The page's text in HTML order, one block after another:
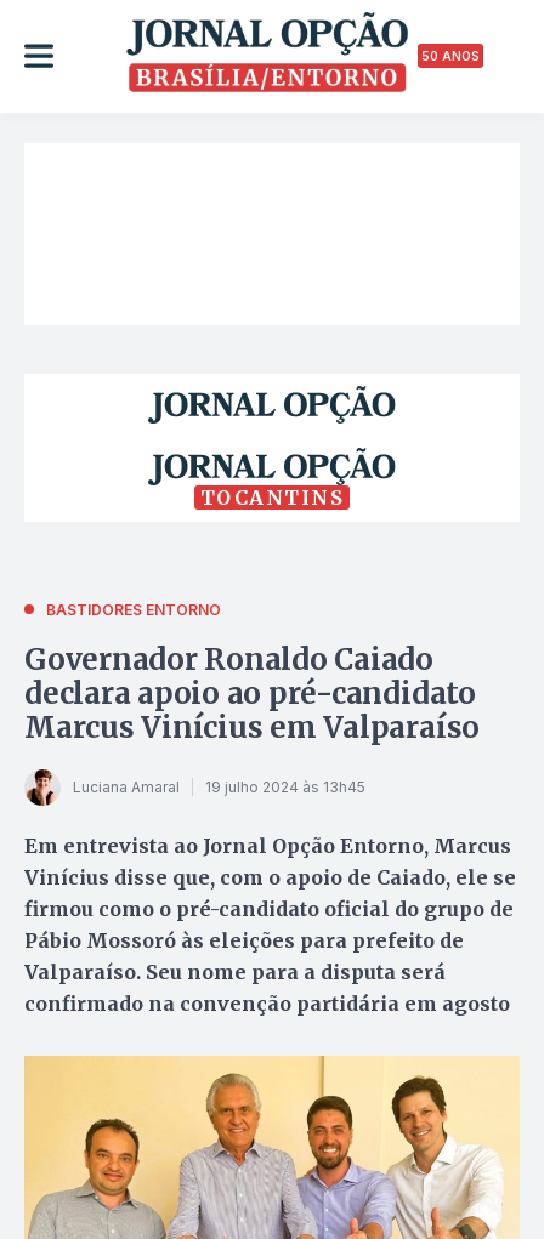
50 ANOS
TOCANTINS
BASTIDORES ENTORNO
Governador Ronaldo Caiado
declara apoio ao pré-candidato
Marcus Vinícius em Valparaíso
Luciana Amaral 19 julho 2024 às 13h45
Em entrevista ao Jornal Opção Entorno, Marcus
Vinícius disse que, com o apoio de Caiado, ele se
firmou como o pré-candidato oficial do grupo de
Pábio Mossoró às eleições para prefeito de
Valparaíso. Seu nome para a disputa será
confirmado na convenção partidária em agosto